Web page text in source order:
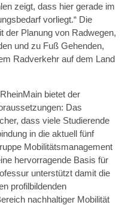
zeigt, dass hier gerade im
vorliegt.“ Die
der Planung von Radwegen,
und zu Fuß Gehenden,
Radverkehr auf dem Land
bietet der
Das
dass viele Studierende
in die aktuell fünf
Mobilitätsmanagement
hervorragende Basis für
unterstützt damit die
profilbildenden
nachhaltiger Mobilität